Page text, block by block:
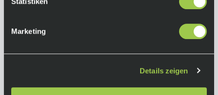
Marketing
Details zeigen